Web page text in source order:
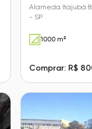
Alameda Itajubá
- SP
1000 m²
Comprar: R$